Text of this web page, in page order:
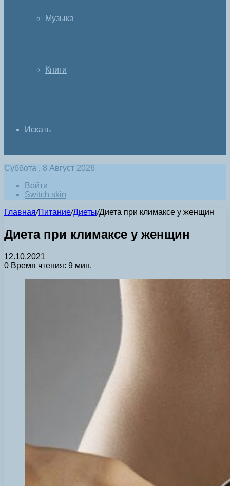
Музыка
Книги
Искать
Суббота , 8 Август 2026
Войти
Switch skin
Главная/Питание/Диеты/Диета при климаксе у женщин
Диета при климаксе у женщин
12.10.2021
0 Время чтения: 9 мин.